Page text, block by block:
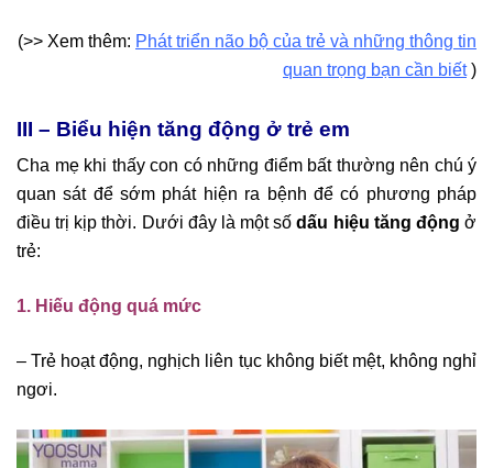
(>> Xem thêm: Phát triển não bộ của trẻ và những thông tin
quan trọng bạn cần biết)
III – Biểu hiện tăng động ở trẻ em
Cha mẹ khi thấy con có những điểm bất thường nên chú ý
quan sát để sớm phát hiện ra bệnh để có phương pháp
điều trị kịp thời. Dưới đây là một sốdấu hiệu tăng độngở
trẻ:
1. Hiếu động quá mức
– Trẻ hoạt động, nghịch liên tục không biết mệt, không nghỉ
ngơi.